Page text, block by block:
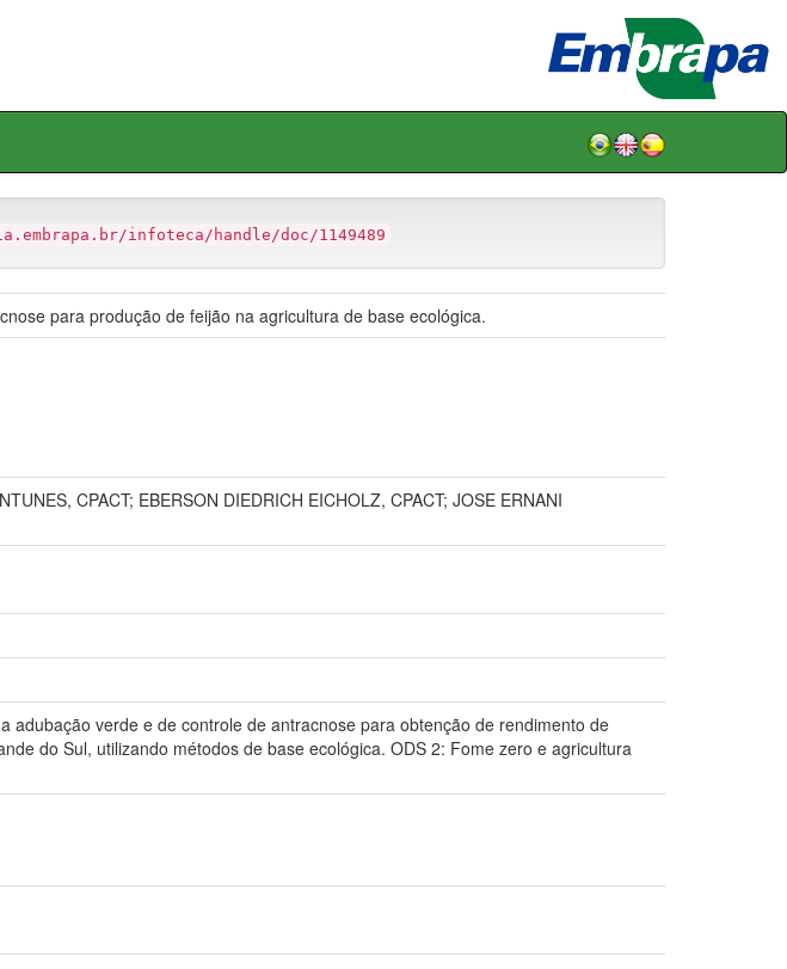
infoteca/handle/doc/1149489
para produção de feijão na agricultura de base ecológica.
CPACT; EBERSON DIEDRICH EICHOLZ, CPACT; JOSE ERNANI
verde e de controle de antracnose para obtenção de rendimento de
do Sul, utilizando métodos de base ecológica. ODS 2: Fome zero e agricultura